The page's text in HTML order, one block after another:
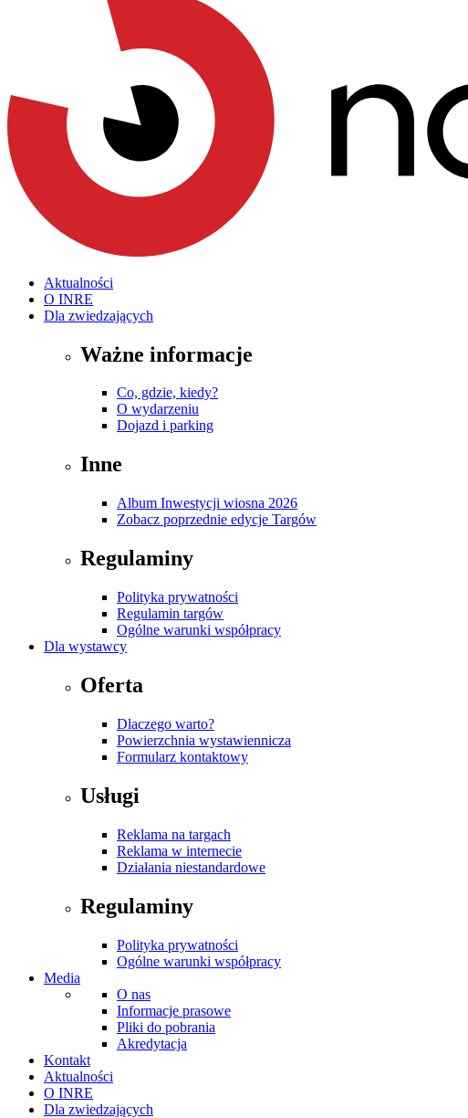
Aktualności
O INRE
Dla zwiedzających
Ważne informacje
Co, gdzie, kiedy?
O wydarzeniu
Dojazd i parking
Inne
Album Inwestycji wiosna 2026
Zobacz poprzednie edycje Targów
Regulaminy
Polityka prywatności
Regulamin targów
Ogólne warunki współpracy
Dla wystawcy
Oferta
Dlaczego warto?
Powierzchnia wystawiennicza
Formularz kontaktowy
Usługi
Reklama na targach
Reklama w internecie
Działania niestandardowe
Regulaminy
Polityka prywatności
Ogólne warunki współpracy
Media
O nas
Informacje prasowe
Pliki do pobrania
Akredytacja
Kontakt
Aktualności
O INRE
Dla zwiedzających